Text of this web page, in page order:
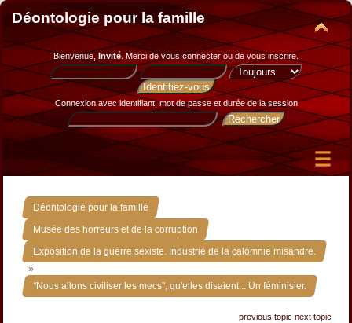
Déontologie pour la famille
Bienvenue, Invité. Merci devous connecter ou de vous inscrire.
Connexion avec identifiant, mot de passe et durée de la session
Déontologie pour la famille »
Musée des horreurs et de la corruption »
Exposition de la guerre sexiste. Industrie de la calomnie misandre.
»
"Nous allons civiliser les mecs", qu'elles disaient... Un féminisier.
previous topic next topic